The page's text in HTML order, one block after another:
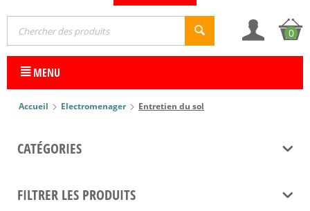
0
MENU
Accueil Electromenager Entretien du sol
CATÉGORIES
FILTRER LES PRODUITS